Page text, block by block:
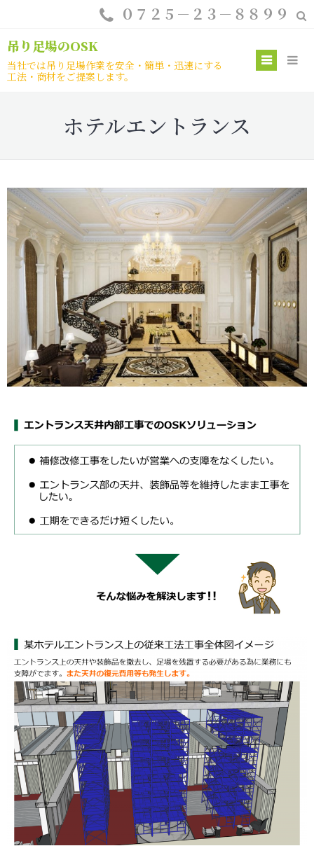
content
０７２５－２３－８８９９
吊り足場のOSK
当社では吊り足場作業を安全・簡単・迅速にする
工法・商材をご提案します。
ホテルエントランス